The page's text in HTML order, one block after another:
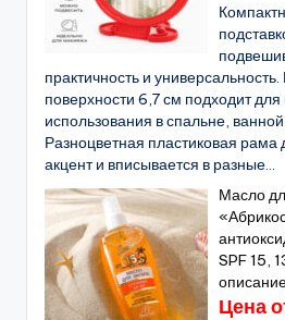
практичность и
поверхности 6,7 см подходит
использования в спальне,
Разноцветная пластиковая рама
акцент и вписывается в разные...
Масло
SPF 15,
Цена